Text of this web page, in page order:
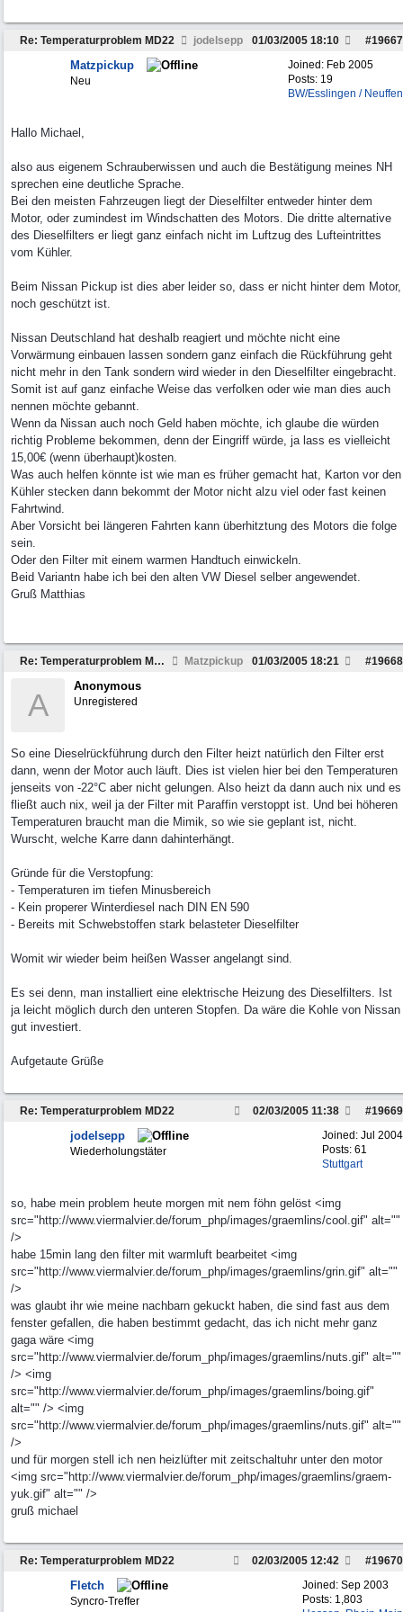
Re: Temperaturproblem MD22 jodelsepp #19667
01/03/2005 18:10
Joined: Feb 2005
Posts: 19
BW/Esslingen / Neuffen
Matzpickup
Neu
Hallo Michael,
also aus eigenem Schrauberwissen und auch die Bestätigung meines NH
sprechen eine deutliche Sprache.
Bei den meisten Fahrzeugen liegt der Dieselfilter entweder hinter dem
Motor, oder zumindest im Windschatten des Motors. Die dritte alternative
des Dieselfilters er liegt ganz einfach nicht im Luftzug des Lufteintrittes
vom Kühler.
Beim Nissan Pickup ist dies aber leider so, dass er nicht hinter dem Motor,
noch geschützt ist.
Nissan Deutschland hat deshalb reagiert und möchte nicht eine
Vorwärmung einbauen lassen sondern ganz einfach die Rückführung geht
nicht mehr in den Tank sondern wird wieder in den Dieselfilter eingebracht.
Somit ist auf ganz einfache Weise das verfolken oder wie man dies auch
nennen möchte gebannt.
Wenn da Nissan auch noch Geld haben möchte, ich glaube die würden
richtig Probleme bekommen, denn der Eingriff würde, ja lass es vielleicht
15,00€ (wenn überhaupt)kosten.
Was auch helfen könnte ist wie man es früher gemacht hat, Karton vor den
Kühler stecken dann bekommt der Motor nicht alzu viel oder fast keinen
Fahrtwind.
Aber Vorsicht bei längeren Fahrten kann überhitztung des Motors die folge
sein.
Oder den Filter mit einem warmen Handtuch einwickeln.
Beid Variantn habe ich bei den alten VW Diesel selber angewendet.
Gruß Matthias
Re: Temperaturproblem MD22 Matzpickup #19668
01/03/2005 18:21
A
Anonymous
Unregistered
So eine Dieselrückführung durch den Filter heizt natürlich den Filter erst
dann, wenn der Motor auch läuft. Dies ist vielen hier bei den Temperaturen
jenseits von -22°C aber nicht gelungen. Also heizt da dann auch nix und es
fließt auch nix, weil ja der Filter mit Paraffin verstoppt ist. Und bei höheren
Temperaturen braucht man die Mimik, so wie sie geplant ist, nicht.
Wurscht, welche Karre dann dahinterhängt.
Gründe für die Verstopfung:
- Temperaturen im tiefen Minusbereich
- Kein properer Winterdiesel nach DIN EN 590
- Bereits mit Schwebstoffen stark belasteter Dieselfilter
Womit wir wieder beim heißen Wasser angelangt sind.
Es sei denn, man installiert eine elektrische Heizung des Dieselfilters. Ist
ja leicht möglich durch den unteren Stopfen. Da wäre die Kohle von Nissan
gut investiert.
Aufgetaute Grüße
Re: Temperaturproblem MD22 #19669
02/03/2005 11:38
Joined: Jul 2004
Posts: 61
Stuttgart
jodelsepp
Wiederholungstäter
so, habe mein problem heute morgen mit nem föhn gelöst <img
src="http://www.viermalvier.de/forum_php/images/graemlins/cool.gif" alt=""
/>
habe 15min lang den filter mit warmluft bearbeitet <img
src="http://www.viermalvier.de/forum_php/images/graemlins/grin.gif" alt=""
/>
was glaubt ihr wie meine nachbarn gekuckt haben, die sind fast aus dem
fenster gefallen, die haben bestimmt gedacht, das ich nicht mehr ganz
gaga wäre <img
src="http://www.viermalvier.de/forum_php/images/graemlins/nuts.gif" alt=""
/> <img
src="http://www.viermalvier.de/forum_php/images/graemlins/boing.gif"
alt="" /> <img
src="http://www.viermalvier.de/forum_php/images/graemlins/nuts.gif" alt=""
/>
und für morgen stell ich nen heizlüfter mit zeitschaltuhr unter den motor
<img src="http://www.viermalvier.de/forum_php/images/graemlins/graem-
yuk.gif" alt="" />
gruß michael
Re: Temperaturproblem MD22 #19670
02/03/2005 12:42
Joined: Sep 2003
Posts: 1,803
Fletch
Syncro-Treffer